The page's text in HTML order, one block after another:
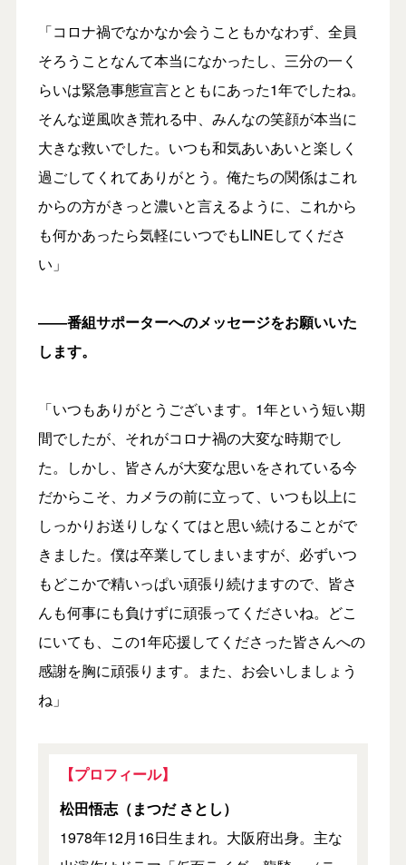
「コロナ禍でなかなか会うこともかなわず、全員
そろうことなんて本当になかったし、三分の一く
らいは緊急事態宣言とともにあった1年でしたね。
そんな逆風吹き荒れる中、みんなの笑顔が本当に
大きな救いでした。いつも和気あいあいと楽しく
過ごしてくれてありがとう。俺たちの関係はこれ
からの方がきっと濃いと言えるように、これから
も何かあったら気軽にいつでもLINEしてくださ
い」
――番組サポーターへのメッセージをお願いいた
します。
「いつもありがとうございます。1年という短い期
間でしたが、それがコロナ禍の大変な時期でし
た。しかし、皆さんが大変な思いをされている今
だからこそ、カメラの前に立って、いつも以上に
しっかりお送りしなくてはと思い続けることがで
きました。僕は卒業してしまいますが、必ずいつ
もどこかで精いっぱい頑張り続けますので、皆さ
んも何事にも負けずに頑張ってくださいね。どこ
にいても、この1年応援してくださった皆さんへの
感謝を胸に頑張ります。また、お会いしましょう
ね」
【プロフィール】
松田悟志（まつだ さとし）
1978年12月16日生まれ。大阪府出身。主な